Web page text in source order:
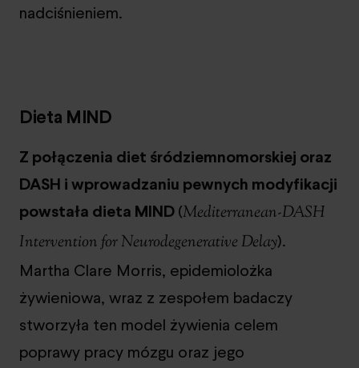
nadciśnieniem.
Dieta MIND
Z połączenia diet śródziemnomorskiej oraz
DASH i wprowadzaniu pewnych modyfikacji
powstała dieta MIND(Mediterranean-DASH
Intervention for Neurodegenerative Delay).
Martha Clare Morris, epidemiolożka
żywieniowa, wraz z zespołem badaczy
stworzyła ten model żywienia celem
poprawy pracy mózgu oraz jego